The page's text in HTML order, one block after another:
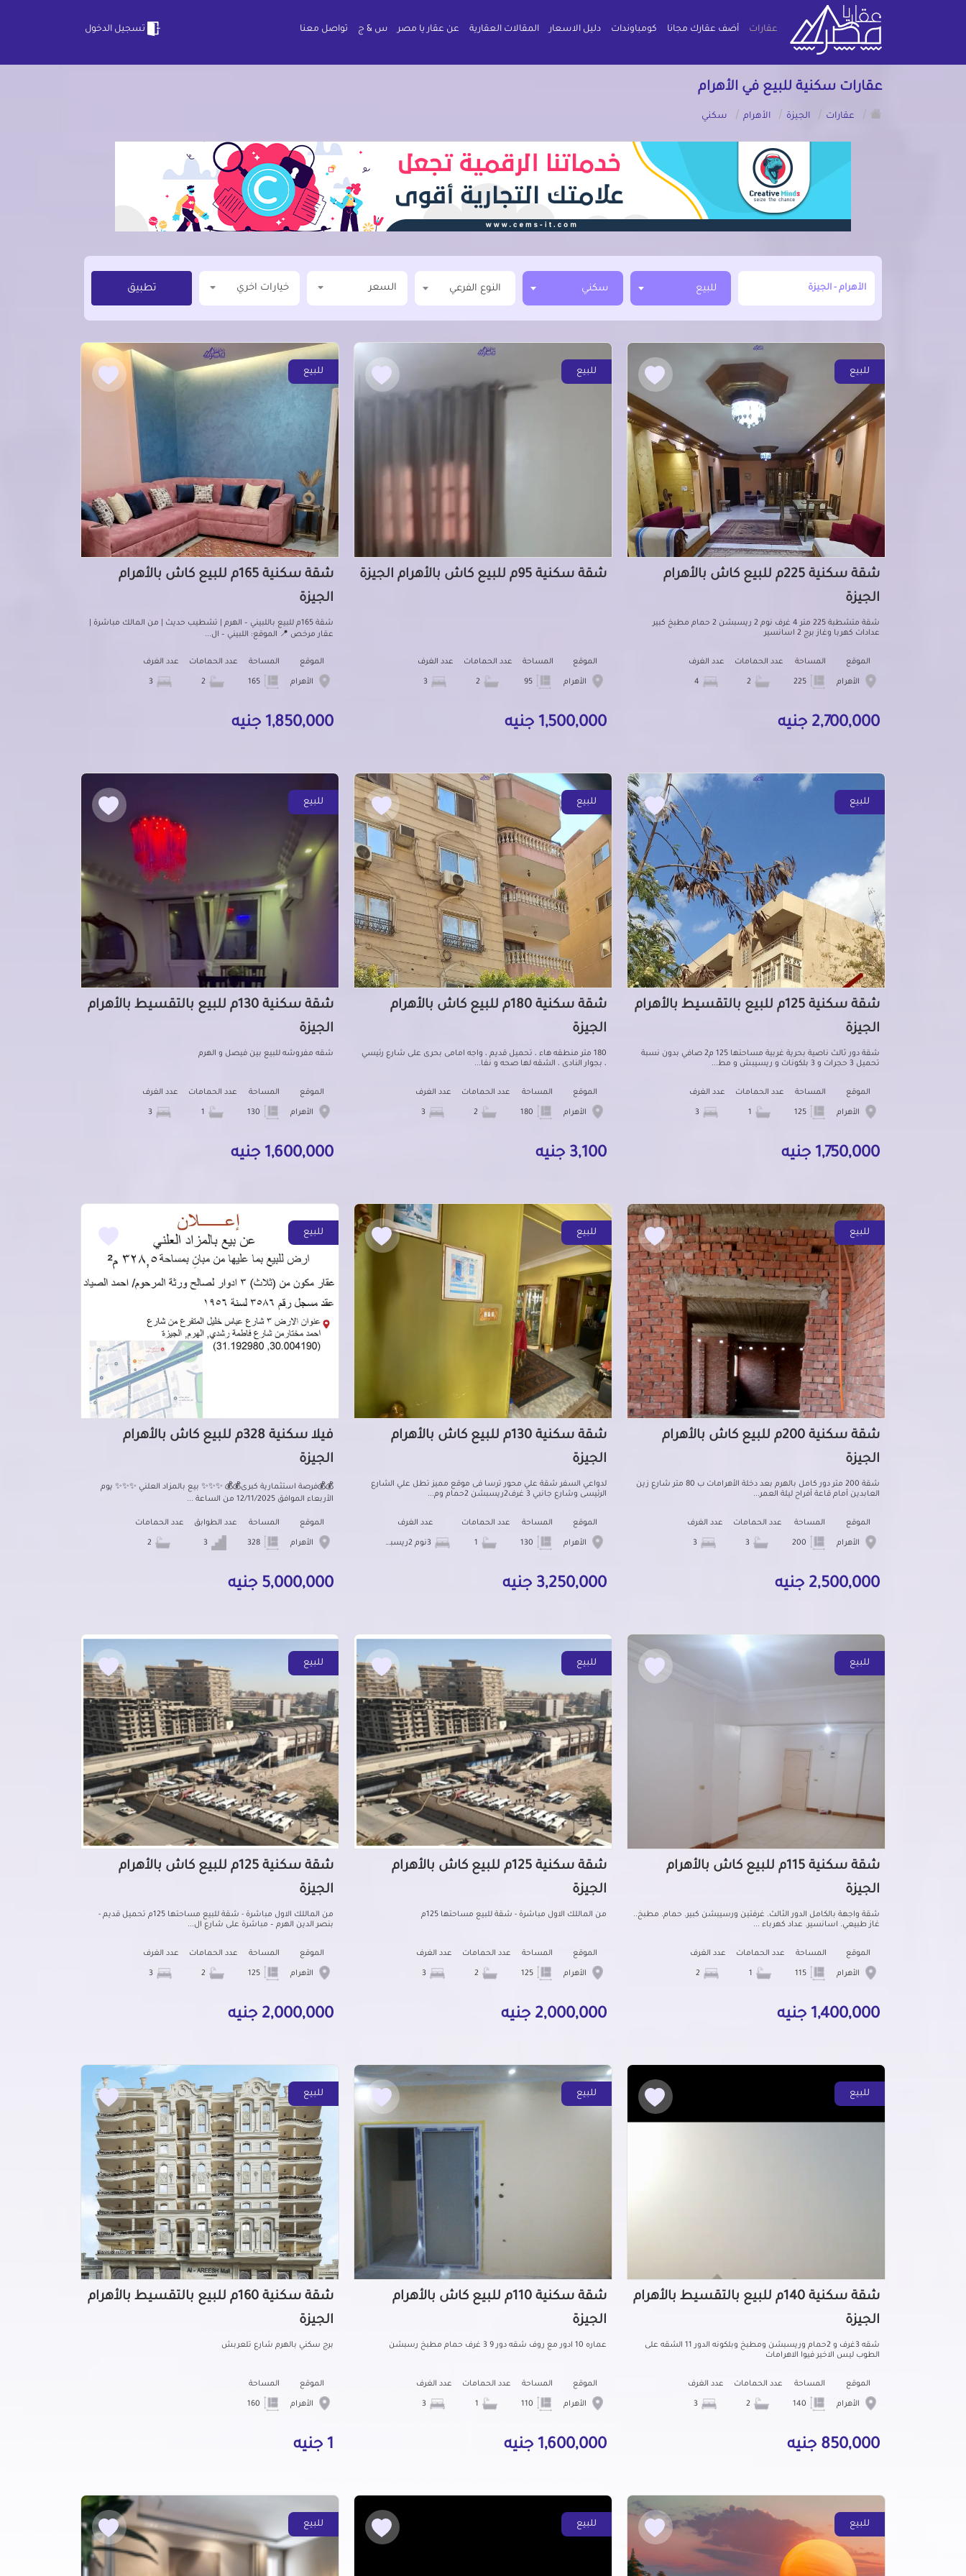
عقارات أضف عقارك مجانا كومباوندات دليل الاسعار المقالات العقارية عن عقار يا مصر س & ج تواصل معنا تسجيل الدخول
عقارات سكنية للبيع في الأهرام
/
عقارات / الجيزة / الأهرام / سكني
للبيع سكني النوع الفرعي السعر خيارات اخري تطبيق
للبيع
شقة سكنية 225م للبيع كاش بالأهرام
الجيزة
شقة متشطبة 225 متر 4 غرف نوم 2 ريسبشن 2 حمام مطبخ كبير
عدادات كهربا وغاز برج 2 اسانسير
الموقع
الأهرام
المساحة عدد الحمامات عدد الغرف
2,700,000 جنيه
للبيع
شقة سكنية 95م للبيع كاش بالأهرام الجيزة
الموقع
الأهرام
المساحة
95
عدد الحمامات عدد الغرف
1,500,000 جنيه
للبيع
شقة سكنية 165م للبيع كاش بالأهرام
الجيزة
شقة 165م للبيع باللبيني – الهرم | تشطيب حديث | من المالك مباشرة |
عقار مرخص 📍 الموقع: اللبيني – ال...
الموقع
الأهرام
المساحة عدد الحمامات عدد الغرف
1,850,000 جنيه
للبيع
شقة سكنية 125م للبيع بالتقسيط بالأهرام
الجيزة
شقة دور ثالث ناصية بحرية غربية مساحتها 125 م2 صافي بدون نسبة
تحميل 3 حجرات و 3 بلكونات و ريسيبش و مط...
الموقع
الأهرام
المساحة عدد الحمامات عدد الغرف
1,750,000 جنيه
للبيع
شقة سكنية 180م للبيع كاش بالأهرام
الجيزة
180 متر منطقه هاء ، تحميل قديم ، واجه امامى بحرى على شارع رئيسي
، بجوار النادى ، الشقه لها صحه و نفا...
الموقع
الأهرام
المساحة عدد الحمامات عدد الغرف
3,100 جنيه
للبيع
شقة سكنية 130م للبيع بالتقسيط بالأهرام
الجيزة
شقه مفروشه للبيع بين فيصل و الهرم
الموقع
الأهرام
المساحة عدد الحمامات عدد الغرف
1,600,000 جنيه
للبيع
شقة سكنية 200م للبيع كاش بالأهرام
الجيزة
شقة 200 متر دور كامل بالهرم بعد دخلة الأهرامات ب 80 متر شارع زين
العابدين أمام قاعة أفراح ليلة العمر...
الموقع
الأهرام
المساحة عدد الحمامات عدد الغرف
2,500,000 جنيه
للبيع
شقة سكنية 130م للبيع كاش بالأهرام
الجيزة
لدواعي السفر شقة علي محور ترسا فى موقع مميز تطل علي الشارع
الرئيسى وشارع جانبي 3 غرف2ريسبشن 2حمام وم...
الموقع
الأهرام
المساحة عدد الحمامات عدد الغرف
3,250,000 جنيه
للبيع
فيلا سكنية 328م للبيع كاش بالأهرام
الجيزة
💰💰فرصة استثمارية كبرى💰💰 ✨✨✨ بيع بالمزاد العلني ✨✨✨ يوم
الأربعاء الموافق 12/11/2025 من الساعة ...
الموقع
الأهرام
المساحة عدد الطوابق عدد الحمامات
5,000,000 جنيه
للبيع
شقة سكنية 115م للبيع كاش بالأهرام
الجيزة
شقة واجهة بالكامل الدور الثالث. غرفتين ورسيبشن كبير. حمام. مطبخ..
غاز طبيعي. اسانسير. عداد كهرباء ...
الموقع
الأهرام
المساحة عدد الحمامات عدد الغرف
1,400,000 جنيه
للبيع
شقة سكنية 125م للبيع كاش بالأهرام
الجيزة
من الماللك الاول مباشرة - شقة للبيع مساحتها 125م
الموقع
الأهرام
المساحة عدد الحمامات عدد الغرف
2,000,000 جنيه
للبيع
شقة سكنية 125م للبيع كاش بالأهرام
الجيزة
من الماللك الاول مباشرة - شقة للبيع مساحتها 125م تحميل قديم -
بنصر الدين الهرم – مباشرة على شارع ال...
الموقع
الأهرام
المساحة عدد الحمامات عدد الغرف
2,000,000 جنيه
للبيع
شقة سكنية 140م للبيع بالتقسيط بالأهرام
الجيزة
شقه 3غرف و 2حمام وريسبشن ومطبخ وبلكونه الدور 11 الشقه على
الطوب ليس الاخير فيوا الاهرامات
الموقع
الأهرام
المساحة عدد الحمامات عدد الغرف
850,000 جنيه
للبيع
شقة سكنية 110م للبيع كاش بالأهرام
الجيزة
عماره 10 ادور مع روف شقه دور 9 3 غرف حمام مطبخ رسبشن
الموقع
الأهرام
المساحة عدد الحمامات عدد الغرف
1,600,000 جنيه
للبيع
شقة سكنية 160م للبيع بالتقسيط بالأهرام
الجيزة
برج سكني بالهرم شارع تلعربش
الموقع
الأهرام
المساحة
1 جنيه
للبيع للبيع للبيع